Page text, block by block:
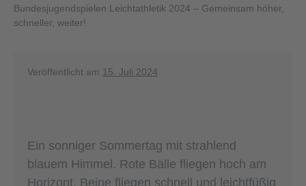
Bundesjugendspielen Leichtathletik 2024 – Gemeinsam höher,
schneller, weiter!
Veröffentlicht am 15. Juli 2024
Ein sonniger Sommertag mit strahlend
blauem Himmel. Rote Bälle fliegen hoch am
Horizont, Beine fliegen schnell und leichtfüßig